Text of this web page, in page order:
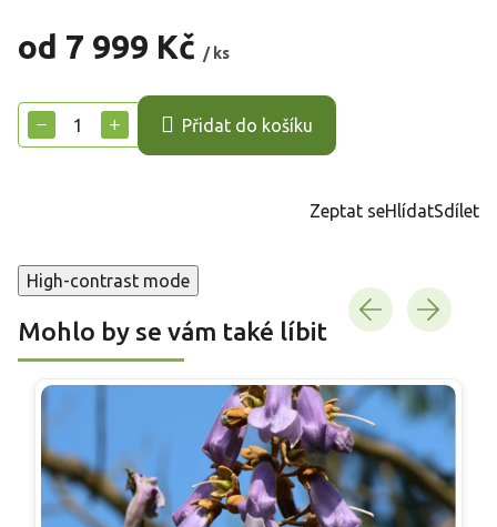
od 7 999 Kč / ks
cena:
+
− Přidat do košíku
Zeptat seHlídatSdílet
High-contrast mode
Mohlo by se vám také líbit